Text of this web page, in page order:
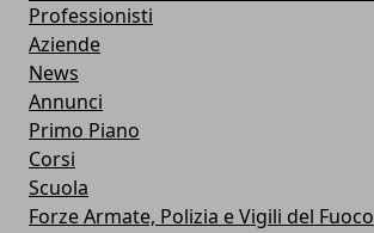
Professionisti
Aziende
News
Annunci
Primo Piano
Corsi
Scuola
Forze Armate, Polizia e Vigili del Fuoco